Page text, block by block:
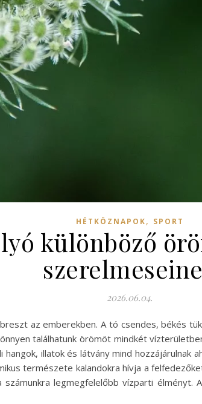
HÉTKÖZNAPOK, SPORT
különböző
2026.06.04.
az emberekben. A tó csendes, békés
találhatunk örömöt mindkét
illatok és látvány mind hozzájárulnak
természete kalandokra hívja a
legmegfelelőbb vízparti élményt.